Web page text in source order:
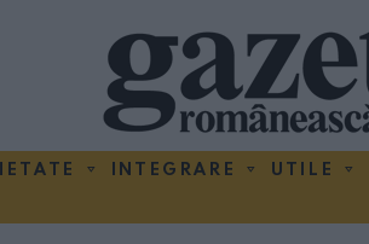
INTEGRARE UTILE